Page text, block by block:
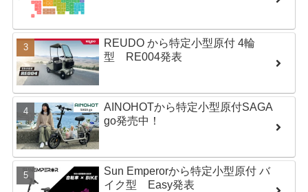
REUDO から特定小型原付 4輪
型 RE004発表
AINOHOTから特定小型原付SAGA
go発売中！
Sun Emperorから特定小型原付 バ
イク型 Easy発表